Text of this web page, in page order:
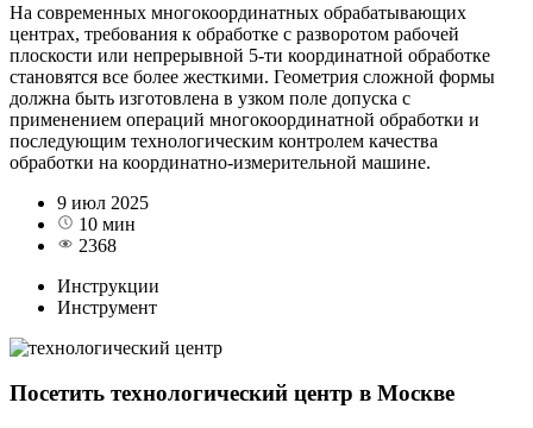
На современных многокоординатных обрабатывающих
центрах, требования к обработке с разворотом рабочей
плоскости или непрерывной 5-ти координатной обработке
становятся все более жесткими. Геометрия сложной формы
должна быть изготовлена в узком поле допуска с
применением операций многокоординатной обработки и
последующим технологическим контролем качества
обработки на координатно-измерительной машине.
9 июл 2025
10 мин
2368
Инструкции
Инструмент
Посетить технологический центр в Москве